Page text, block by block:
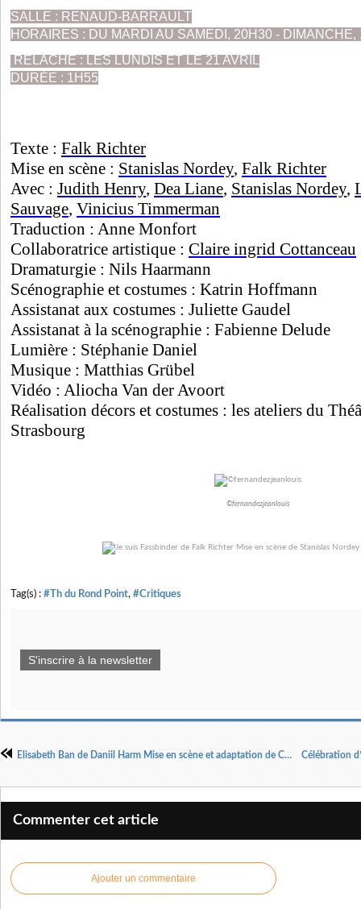
SALLE : RENAUD-BARRAULT
HORAIRES : DU MARDI AU SAMEDI, 20H30 - DIMANCHE,
RELÂCHE : LES LUNDIS ET LE 21 AVRIL
DURÉE : 1H55
Texte : Falk Richter
Mise en scène : Stanislas Nordey, Falk Richter
Avec : Judith Henry, Dea Liane, Stanislas Nordey,
Sauvage, Vinicius Timmerman
Traduction : Anne Monfort
Collaboratrice artistique : Claire ingrid Cottanceau
Dramaturgie : Nils Haarmann
Scénographie et costumes : Katrin Hoffmann
Assistanat aux costumes : Juliette Gaudel
Assistanat à la scénographie : Fabienne Delude
Lumière : Stéphanie Daniel
Musique : Matthias Grübel
Vidéo : Aliocha Van der Avoort
Réalisation décors et costumes : les ateliers du
Strasbourg
©fernandezjeanlouis
Tag(s) : #Th du Rond Point, #Critiques
S'inscrire à la newsletter
Elisabeth Ban de Daniil Harm Mise en scène et adaptation de Claude Merlin
Commenter cet article
Ajouter un commentaire